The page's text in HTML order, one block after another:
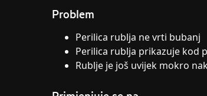
Problem
Perilica rublja ne vrti bubanj
Perilica rublja prikazuje kod
Rublje je još uvijek mokro